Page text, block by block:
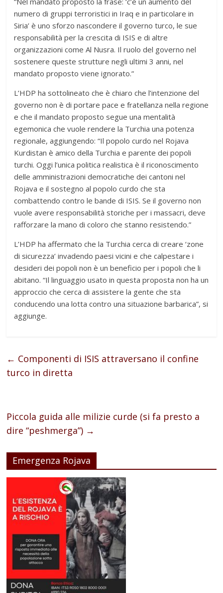
numero di gruppi terroristici in Iraq e in particolare in
Siria’ è uno sforzo nascondere il governo turco, le sue
responsabilità per la crescita di ISIS e di altre
organizzazioni come Al Nusra. Il ruolo del governo nel
sostenere queste strutture negli ultimi 3 anni, nel
mandato proposto viene ignorato.”
L’HDP ha sottolineato che è chiaro che l’intenzione del
governo non è di portare pace e fratellanza nella regione
e che il mandato proposto segue una mentalità
egemonica che vuole rendere la Turchia una potenza
regionale, aggiungendo: “Il popolo curdo nel Rojava
Kurdistan è amico della Turchia e parente dei popoli
turchi. Oggi l’unica politica realistica è il riconoscimento
delle amministrazioni democratiche dei cantoni nel
Rojava e il sostegno al popolo curdo che sta
combattendo contro le bande di ISIS. Se il governo non
vuole avere responsabilità storiche per i massacri, deve
rafforzare la mano di coloro che stanno resistendo.”
L’HDP ha affermato che la Turchia cerca di creare ‘zone
di sicurezza’ invadendo paesi vicini e che calpestare i
desideri dei popoli non è un beneficio per i popoli che li
abitano. “Il linguaggio usato in questa proposta non ha un
approccio che cerca di assistere la gente che sta
conducendo una lotta contro una situazione barbarica”, si
aggiunge.
← Componenti di ISIS attraversano il confine
turco in diretta
Piccola guida alle milizie curde (si fa presto a
dire “peshmerga”) →
Emergenza Rojava